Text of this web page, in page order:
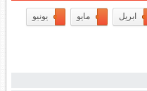
ابريل مايو يونيو